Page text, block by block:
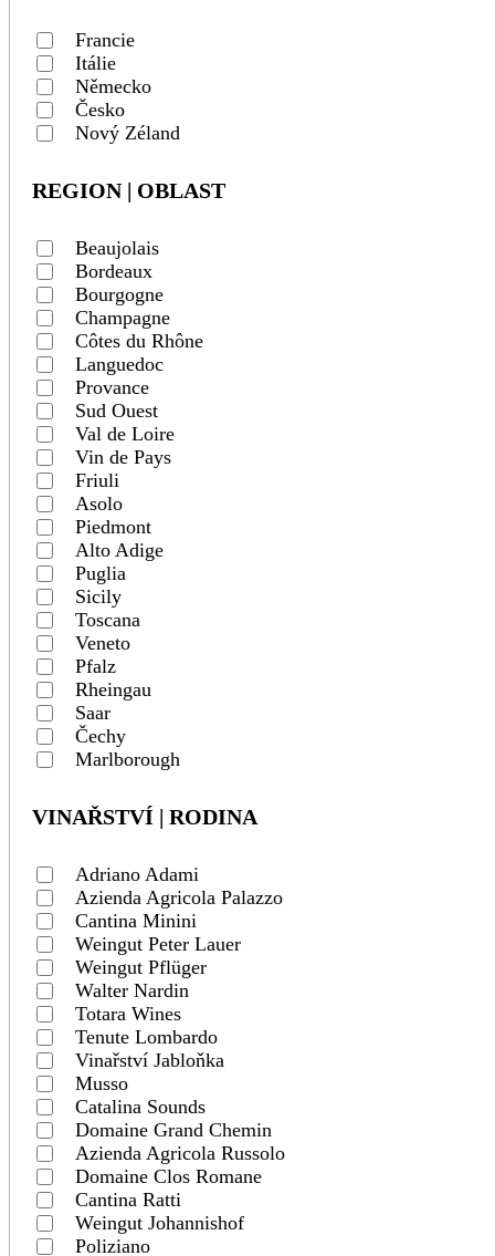
Francie
Itálie
Německo
Česko
Nový Zéland
REGION | OBLAST
Beaujolais
Bordeaux
Bourgogne
Champagne
Côtes du Rhône
Languedoc
Provance
Sud Ouest
Val de Loire
Vin de Pays
Friuli
Asolo
Piedmont
Alto Adige
Puglia
Sicily
Toscana
Veneto
Pfalz
Rheingau
Saar
Čechy
Marlborough
VINAŘSTVÍ | RODINA
Adriano Adami
Azienda Agricola Palazzo
Cantina Minini
Weingut Peter Lauer
Weingut Pflüger
Walter Nardin
Totara Wines
Tenute Lombardo
Vinařství Jabloňka
Musso
Catalina Sounds
Domaine Grand Chemin
Azienda Agricola Russolo
Domaine Clos Romane
Cantina Ratti
Weingut Johannishof
Poliziano